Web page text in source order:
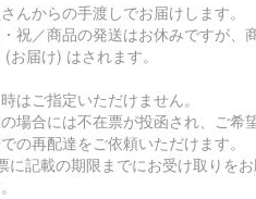
んからの手渡しでお届けします。
祝／商品の発送はお休みですが、
お届け) はされます。
はご指定いただけません。
場合には不在票が投函され、ご希
の再配達をご依頼いただけます。
に記載の期限までにお受け取りを